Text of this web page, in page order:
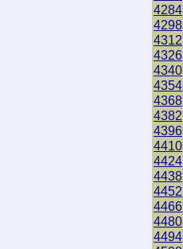
4284
4298
4312
4326
4340
4354
4368
4382
4396
4410
4424
4438
4452
4466
4480
4494